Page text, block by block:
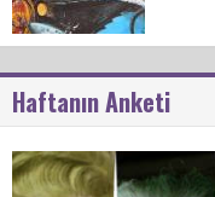
Haftanın Anketi